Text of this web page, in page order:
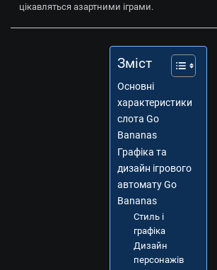
цікавляться азартними іграми.
Зміст
Основні
характеристики
слота Go
Bananas
Графіка та
дизайн ігрового
автомату Go
Bananas
Стиль і
графіка
Дизайн
персонажів